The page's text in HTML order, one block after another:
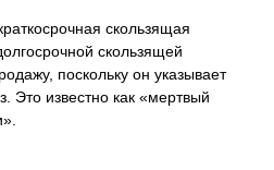
скользящая
скользящей
поскольку он указывает
Это известно как «мертвый